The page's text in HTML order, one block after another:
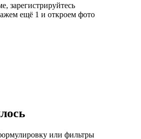
зарегистрируйтесь
ещё 1 и откроем фото
или фильтры